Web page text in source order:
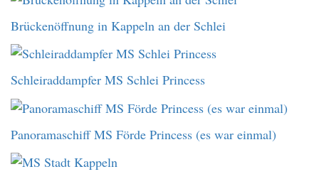
Brückenöffnung in Kappeln an der Schlei
Schleiraddampfer MS Schlei Princess
Panoramaschiff MS Förde Princess (es war einmal)